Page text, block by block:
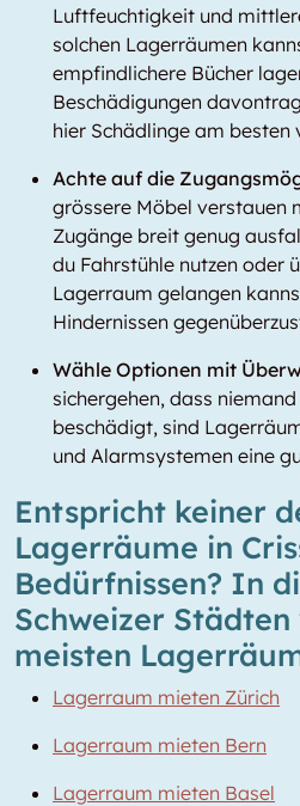
Luftfeuchtigkeit und
solchen Lagerräumen
empfindlichere Bücher
Beschädigungen
hier Schädlinge am besten
Achte auf die
grössere Möbel verstauen
Zugänge breit genug
du Fahrstühle nutzen oder
Lagerraum gelangen
Hindernissen
Wähle Optionen mit
sichergehen, dass
beschädigt, sind
und Alarmsystemen eine
Entspricht keiner
Lagerräume in
Bedürfnissen? In
Schweizer
meisten
Lagerraum mieten Zürich
Lagerraum mieten Bern
Lagerraum mieten Basel